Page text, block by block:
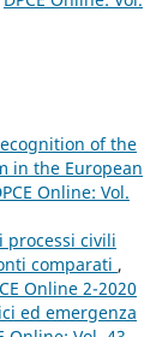
of the
in the European
Online: Vol.
processi civili
comparati ,
Online 2-2020
ed emergenza